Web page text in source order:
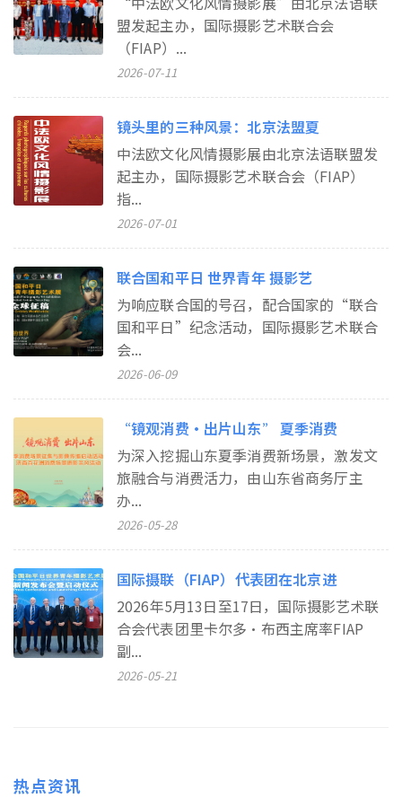
盟发起主办，国际摄影艺术联合会
（FIAP）...
2026-07-11
镜头里的三种风景：北京法盟夏
中法欧文化风情摄影展由北京法语联盟发
起主办，国际摄影艺术联合会（FIAP）
指...
2026-07-01
联合国和平日 世界青年 摄影艺
为响应联合国的号召，配合国家的“联合
国和平日”纪念活动，国际摄影艺术联合
会...
2026-06-09
“镜观消费・出片山东” 夏季消费
为深入挖掘山东夏季消费新场景，激发文
旅融合与消费活力，由山东省商务厅主
办...
2026-05-28
国际摄联（FIAP）代表团在北京进
2026年5月13日至17日，国际摄影艺术联
合会代表团里卡尔多•布西主席率FIAP
副...
2026-05-21
热点资讯